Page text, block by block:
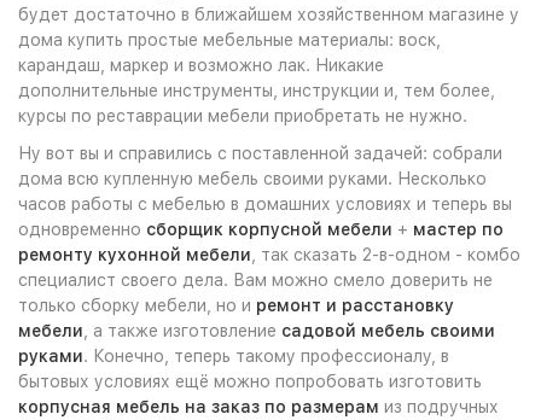
будет достаточно в ближайшем хозяйственном магазине у
дома купить простые мебельные материалы: воск,
карандаш, маркер и возможно лак. Никакие
дополнительные инструменты, инструкции и, тем более,
курсы по реставрации мебели приобретать не нужно.
Ну вот вы и справились с поставленной задачей: собрали
дома всю купленную мебель своими руками. Несколько
часов работы с мебелью в домашних условиях и теперь вы
одновременно сборщик корпусной мебели + мастер по
ремонту кухонной мебели , так сказать 2-в-одном - комбо
специалист своего дела. Вам можно смело доверить не
только сборку мебели, но и ремонт и расстановку
мебели , а также изготовление садовой мебель своими
руками. Конечно, теперь такому профессионалу, в
бытовых условиях ещё можно попробовать изготовить
корпусная мебель на заказ по размерам из подручных